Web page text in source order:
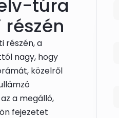
túra
részén, a
nagy, hogy
közelről
a megálló,
fejezetet